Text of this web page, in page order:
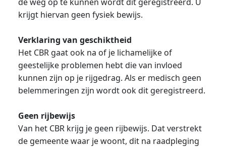
krijgt hiervan geen fysiek bewijs.
Verklaring van geschiktheid
Het CBR gaat ook na of je lichamelijke of
geestelijke problemen hebt die van invloed
kunnen zijn op je rijgedrag. Als er medisch geen
belemmeringen zijn wordt ook dit geregistreerd.
Geen rijbewijs
Van het CBR krijg je geen rijbewijs. Dat verstrekt
de gemeente waar je woont, dit na raadpleging